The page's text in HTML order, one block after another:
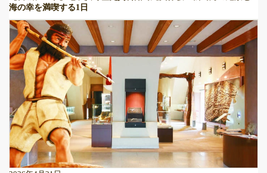
海の幸を満喫する1日